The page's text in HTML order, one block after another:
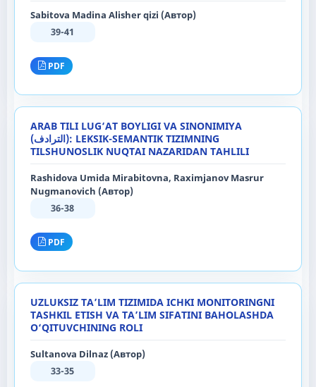
Sabitova Madina Alisher qizi (Автор)
39-41
PDF
ARAB TILI LUG‘AT BOYLIGI VA SINONIMIYA
(الترادف): LEKSIK-SEMANTIK TIZIMNING
TILSHUNOSLIK NUQTAI NAZARIDAN TAHLILI
Rashidova Umida Mirabitovna, Raximjanov Masrur
Nugmanovich (Автор)
36-38
PDF
UZLUKSIZ TA’LIM TIZIMIDA ICHKI MONITORINGNI
TASHKIL ETISH VA TA’LIM SIFATINI BAHOLASHDA
O‘QITUVCHINING ROLI
Sultanova Dilnaz (Автор)
33-35